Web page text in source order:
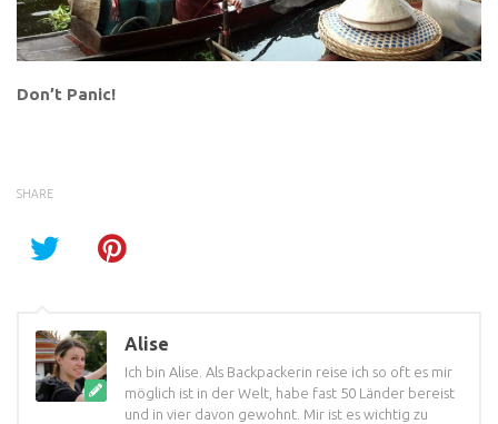
Don’t Panic!
SHARE
Alise
Ich bin Alise. Als Backpackerin reise ich so oft es mir
möglich ist in der Welt, habe fast 50 Länder bereist
und in vier davon gewohnt. Mir ist es wichtig zu